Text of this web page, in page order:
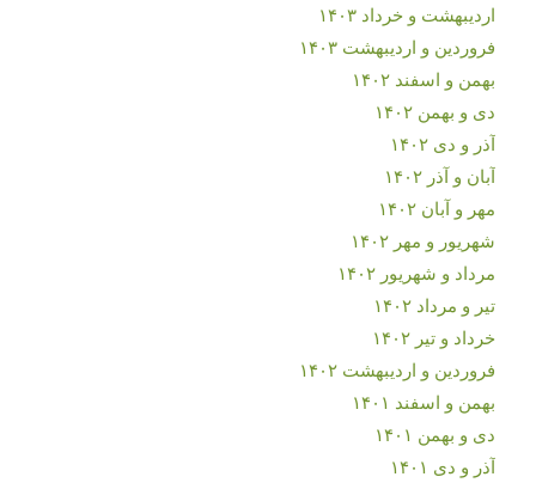
اردیبهشت و خرداد ۱۴۰۳
فروردین و اردیبهشت ۱۴۰۳
بهمن و اسفند ۱۴۰۲
دی و بهمن ۱۴۰۲
آذر و دی ۱۴۰۲
آبان و آذر ۱۴۰۲
مهر و آبان ۱۴۰۲
شهریور و مهر ۱۴۰۲
مرداد و شهریور ۱۴۰۲
تیر و مرداد ۱۴۰۲
خرداد و تیر ۱۴۰۲
فروردین و اردیبهشت ۱۴۰۲
بهمن و اسفند ۱۴۰۱
دی و بهمن ۱۴۰۱
آذر و دی ۱۴۰۱